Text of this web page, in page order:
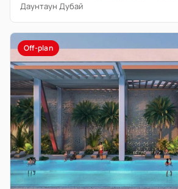
Даунтаун Дубай
Off-plan